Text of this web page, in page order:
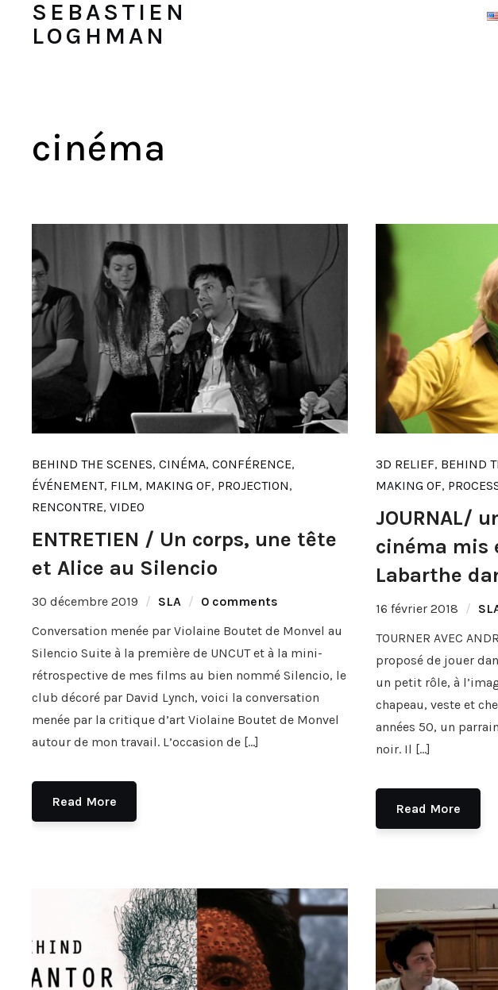
SEBASTIEN
LOGHMAN
cinéma
BEHIND THE SCENES,CINÉMA,CONFÉRENCE,
ÉVÉNEMENT, FILM, MAKING OF, PROJECTION,
RENCONTRE,VIDEO
ENTRETIEN / Un corps, une tête
et Alice au Silencio
30 décembre 2019 SLA
0 comments
Conversation menée par Violaine Boutet de Monvel au
Silencio Suite à la première de UNCUT et à la mini-
rétrospective de mes films au bien nommé Silencio, le
club décoré par David Lynch, voici la conversation
menée par la critique d’art Violaine Boutet de Monvel
autour de mon travail. L’occasion de […]
Read More
3D RELIEF, BEHIND
MAKING OF,
JOURNAL/
cinéma mis
Labarthe
16 février 2018
TOURNER AVEC
proposé de jouer
un petit rôle, à
chapeau, veste et
années 50, un
noir. Il […]
Read More